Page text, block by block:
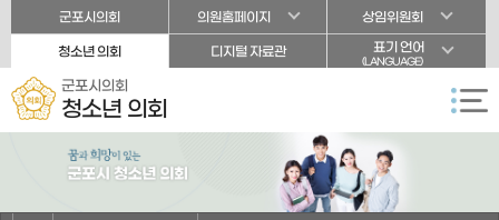
본문바로가기군포시의회 의원홈페이지 상임위원회
청소년 의회 디지털 자료관 표기 언어
(LANGUAGE)
군포시의회
청소년 의회